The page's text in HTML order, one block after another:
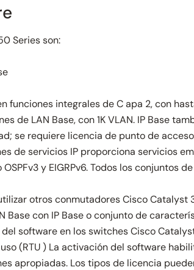
Series son:
integrales de C apa 2, con
LAN Base, con 1K VLAN. IP Base
se requiere licencia de punto de
de servicios IP proporciona servicios
y EIGRPv6. Todos los
otros conmutadores Cisco Catalyst
con IP Base o conjunto de
software en los switches Cisco
(RTU ) La activación del software
apropiadas. Los tipos de licencia